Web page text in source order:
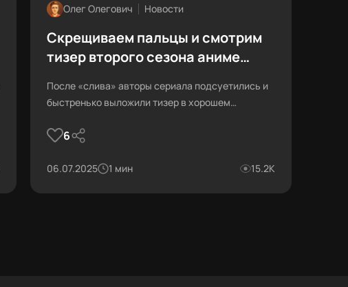
Олег Олегович Новости
Скрещиваем пальцы и смотрим
тизер второго сезона аниме
После «слива» авторы сериала подсуетились и
быстренько выложили тизер в хорошем
6
06.07.2025 1 мин 15.2К